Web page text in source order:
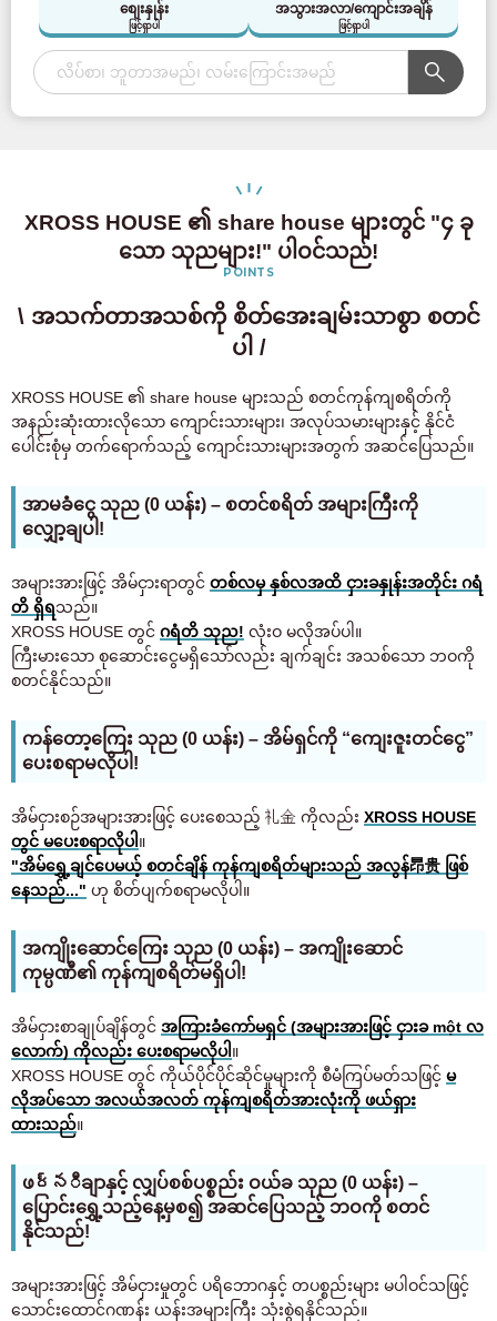
စျေးနှုန်း
ဖြင့်ရှာပါ
အသွားအလာ/ကျောင်းအချိန်
ဖြင့်ရှာပါ
XROSS HOUSE ၏ share house များတွင် "၄ ခု
သော သုညများ!" ပါဝင်သည်!
POINTS
\ အသက်တာအသစ်ကို စိတ်အေးချမ်းသာစွာ စတင်
ပါ /
XROSS HOUSE ၏ share house များသည် စတင်ကုန်ကျစရိတ်ကို
အနည်းဆုံးထားလိုသော ကျောင်းသားများ၊ အလုပ်သမားများနှင့် နိုင်ငံ
ပေါင်းစုံမှ တက်ရောက်သည့် ကျောင်းသားများအတွက် အဆင်ပြေသည်။
အာမခံငွေ သုည (0 ယန်း) – စတင်စရိတ် အများကြီးကို
လျှော့ချပါ!
အများအားဖြင့် အိမ်ငှားရာတွင် တစ်လမှ နှစ်လအထိ ငှားခနှုန်းအတိုင်း ဂရံ
တိ ရှိရသည်။
XROSS HOUSE တွင် ဂရံတိ သုည! လုံးဝ မလိုအပ်ပါ။
ကြီးမားသော စုဆောင်းငွေမရှိသော်လည်း ချက်ချင်း အသစ်သော ဘဝကို
စတင်နိုင်သည်။
ကန်တော့ကြေး သုည (0 ယန်း) – အိမ်ရှင်ကို “ကျေးဇူးတင်ငွေ”
ပေးစရာမလိုပါ!
အိမ်ငှားစဉ်အများအားဖြင့် ပေးစေသည့် 礼金 ကိုလည်း XROSS HOUSE
တွင် မပေးစရာလိုပါ ။
"အိမ်ရွှေ့ချင်ပေမယ့် စတင်ချိန် ကုန်ကျစရိတ်များသည် အလွန်昂贵 ဖြစ်
နေသည်..." ဟု စိတ်ပျက်စရာမလိုပါ။
အကျိုးဆောင်ကြေး သုည (0 ယန်း) – အကျိုးဆောင်
ကုမ္ပဏီ၏ ကုန်ကျစရိတ်မရှိပါ!
အိမ်ငှားစာချုပ်ချိန်တွင် အကြားခံကော်မရှင် (အများအားဖြင့် ငှားခ một လ
လောက်) ကိုလည်း ပေးစရာမလိုပါ ။
XROSS HOUSE တွင် ကိုယ်ပိုင်ပိုင်ဆိုင်မှုများကို စီမံကြပ်မတ်သဖြင့် မ
လိုအပ်သော အလယ်အလတ် ကုန်ကျစရိတ်အားလုံးကို ဖယ်ရှား
ထားသည်။
ဖర్నီချာနှင့် လျှပ်စစ်ပစ္စည်း ဝယ်ခ သုည (0 ယန်း) –
ပြောင်းရွှေ့သည့်နေ့မှစ၍ အဆင်ပြေသည့် ဘဝကို စတင်
နိုင်သည်!
အများအားဖြင့် အိမ်ငှားမှုတွင် ပရိဘောဂနှင့် တပစ္စည်းများ မပါဝင်သဖြင့်
သောင်းထောင်ဂဏန်း ယန်းအများကြီး သုံးစွဲရနိုင်သည်။